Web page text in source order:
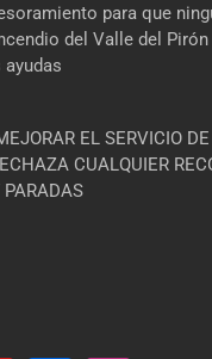
para que
del Valle del
EL SERVICIO DE
CUALQUIER
PARADAS